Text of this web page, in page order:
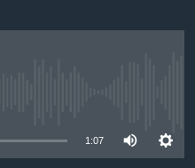
1:07